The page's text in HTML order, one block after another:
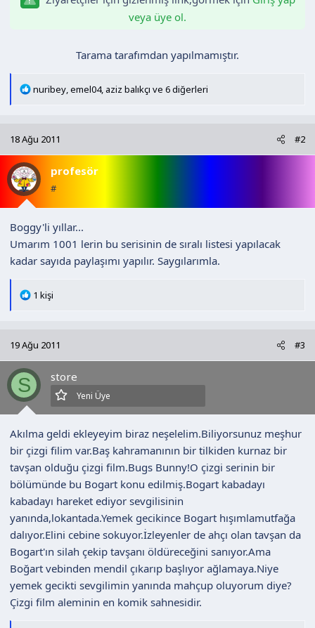
n
h
veya üye ol.
Tarama tarafımdan yapılmamıştır.​
T
i
l
e
r
nuribey emel04, aziz balıkçı ve 6 diğerleri
18 Ağu 2011 #2
profesör
#
Boggy'li yıllar...
Umarım 1001 lerin bu serisinin de sıralı listesi yapılacak
kadar sayıda paylaşımı yapılır. Saygılarımla.
T
i
l
e
r
1 kişi
19 Ağu 2011 #3
S store
Yeni Üye
Akılma geldi ekleyeyim biraz neşelelim.Biliyorsunuz meşhur
bir çizgi filim var.Baş kahramanının bir tilkiden kurnaz bir
tavşan olduğu çizgi film.Bugs Bunny!O çizgi serinin bir
bölümünde bu Bogart konu edilmiş.Bogart kabadayı
kabadayı hareket ediyor sevgilisinin
yanında,lokantada.Yemek gecikince Bogart hışımlamutfağa
dalıyor.Elini cebine sokuyor.İzleyenler de ahçı olan tavşan da
Bogart'ın silah çekip tavşanı öldüreceğini sanıyor.Ama
Boğart vebinden mendil çıkarıp başlıyor ağlamaya.Niye
yemek gecikti sevgilimin yanında mahçup oluyorum diye?
Çizgi film aleminin en komik sahnesidir.